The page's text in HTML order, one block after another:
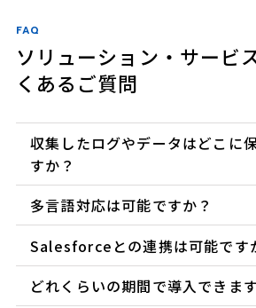
FAQ
ソリューション・サービ
くあるご質問
収集したログやデータはどこに
すか？
多言語対応は可能ですか？
Salesforceとの連携は可能です
どれくらいの期間で導入できま